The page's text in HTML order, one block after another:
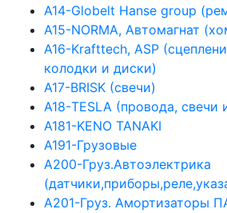
А14-Globelt Hanse group
А15-NORMA, Автомагнат
А16-Krafttech, ASP
колодки и диски)
А17-BRISK (свечи)
А18-TESLA (провода, свечи
А181-KENO TANAKI
А191-Грузовые
А200-Груз.Автоэлектрика
А201-Груз. Амортизаторы